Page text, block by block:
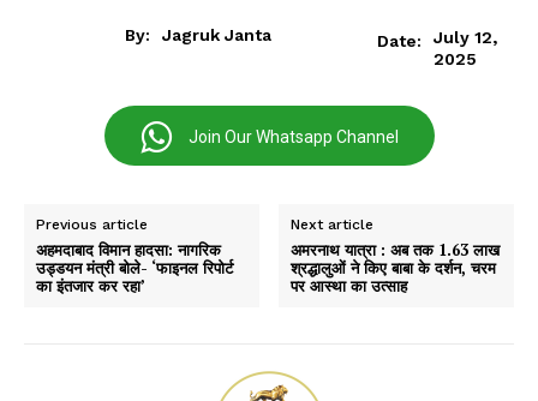
By: Jagruk Janta Date:
July 12,
2025
Join Our Whatsapp Channel
Previous article
अहमदाबाद विमान हादसा: नागरिक
उड्डयन मंत्री बोले- ‘फाइनल रिपोर्ट
का इंतजार कर रहा’
Next article
अमरनाथ यात्रा : अब तक 1.63 लाख
श्रद्धालुओं ने किए बाबा के दर्शन, चरम
पर आस्था का उत्साह